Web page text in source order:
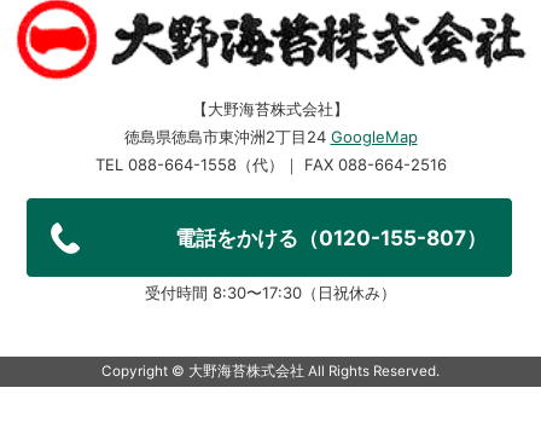
【大野海苔株式会社】
徳島県徳島市東沖洲2丁目24 GoogleMap
TEL 088-664-1558（代）｜ FAX 088-664-2516
電話をかける（0120-155-807）
受付時間 8:30〜17:30（日祝休み）
Copyright ©︎ 大野海苔株式会社 All Rights Reserved.